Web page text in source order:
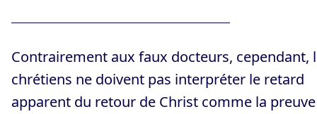
Contrairement aux faux docteurs, cependant,
chrétiens ne doivent pas interpréter le retard
apparent du retour de Christ comme la preuve